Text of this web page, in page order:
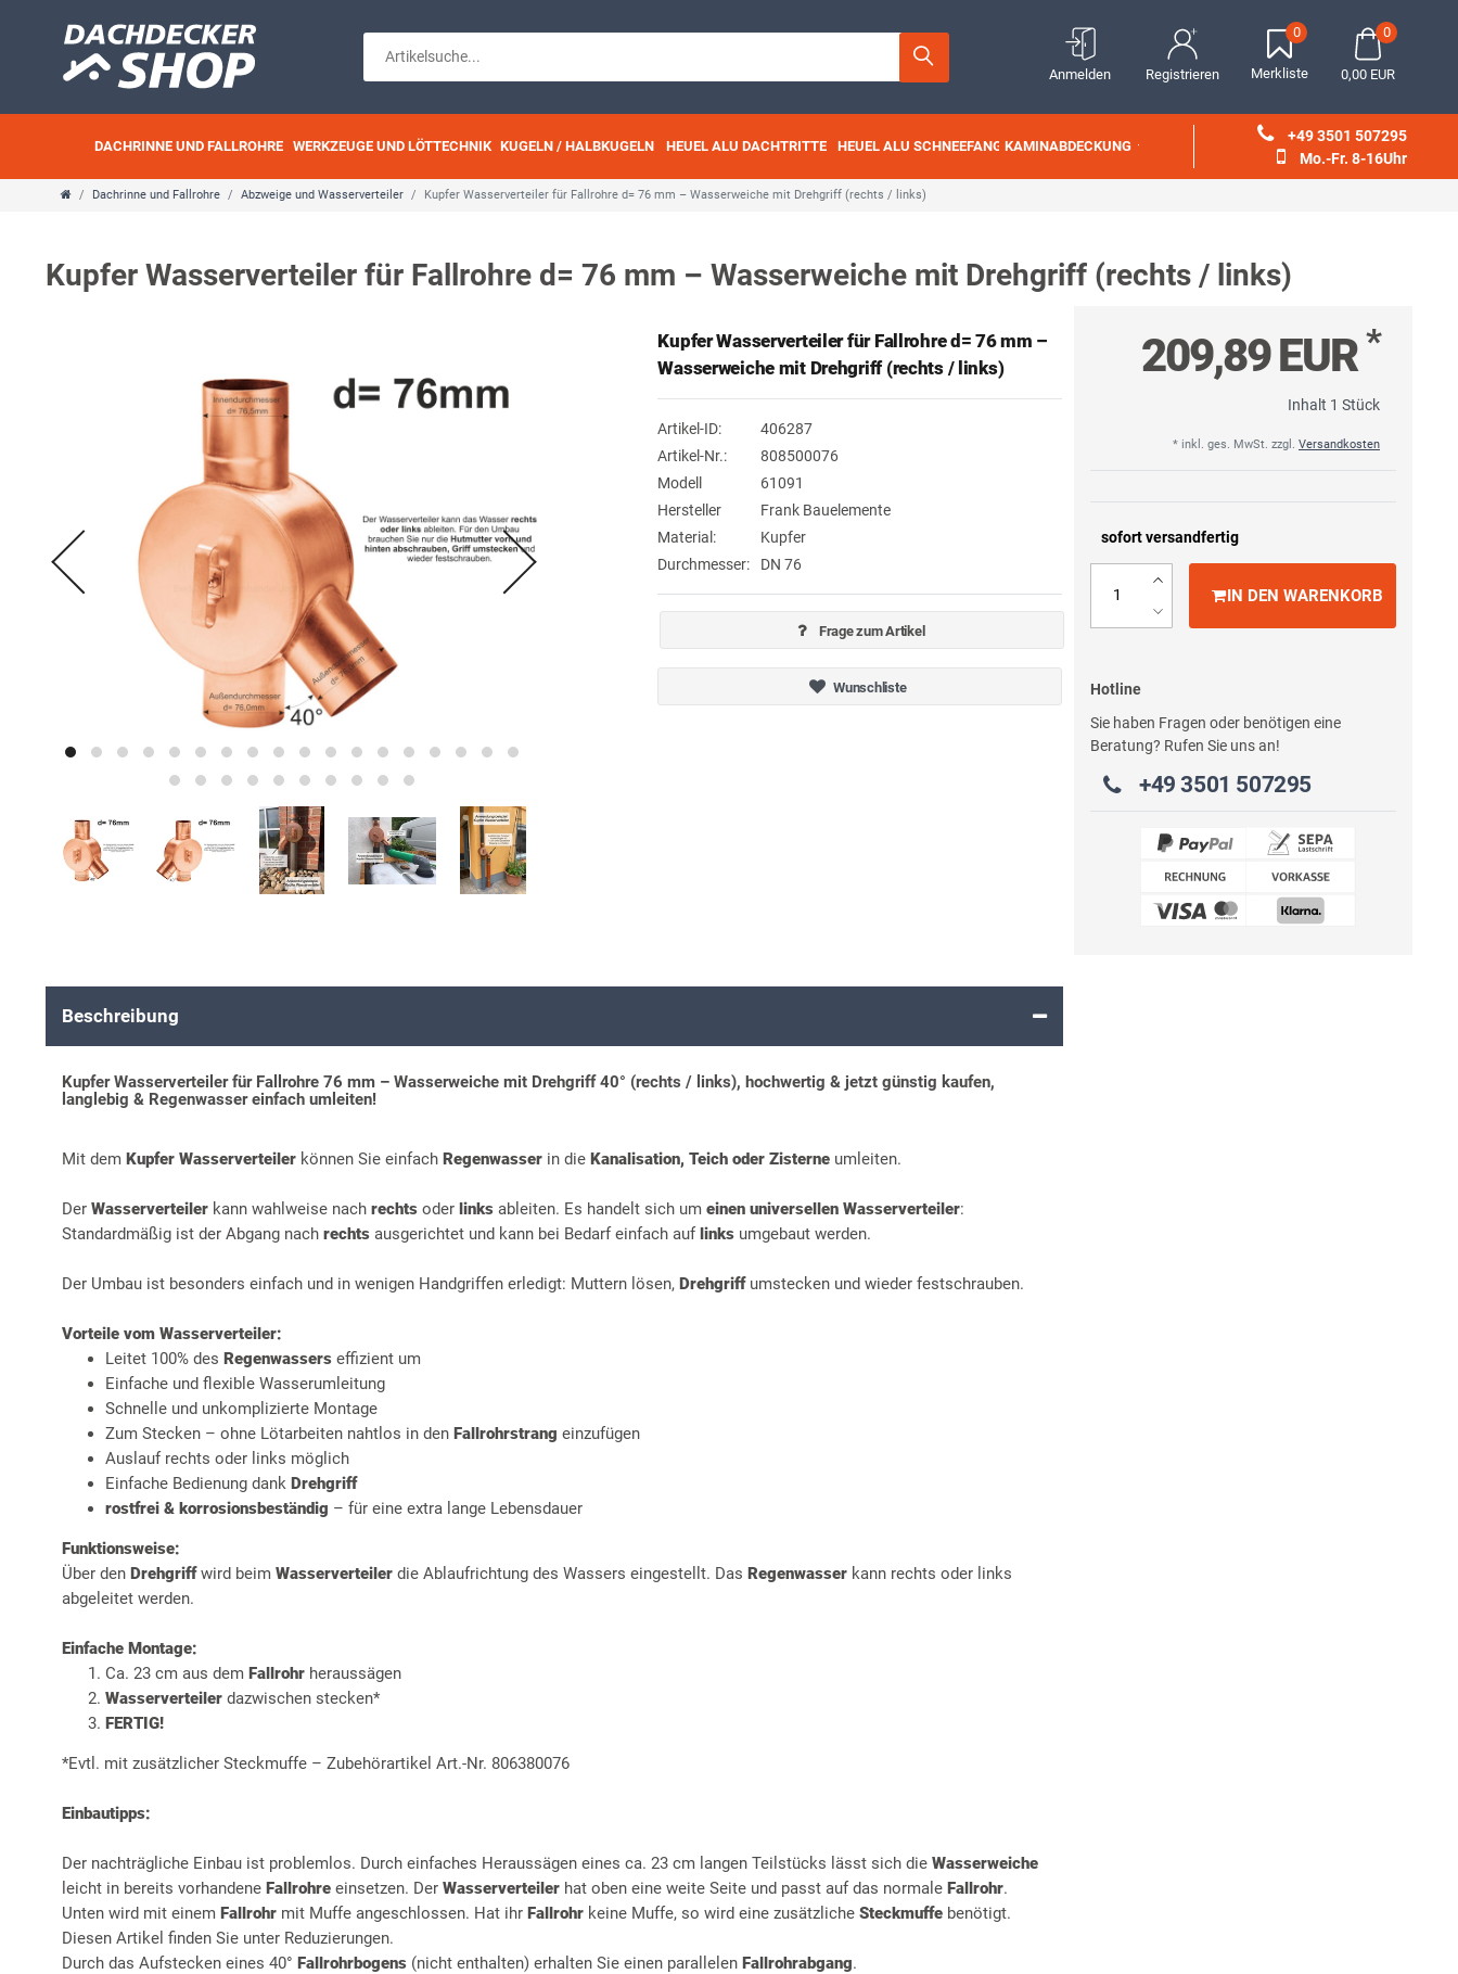
Anmelden Registrieren
0
Merkliste
0
0,00 EUR
DACHRINNE UND FALLROHRE WERKZEUGE UND LÖTTECHNIK KUGELN / HALBKUGELN HEUEL ALU DACHTRITTE HEUEL ALU SCHNEEFANG KAMINABDECKUNG
+49 3501 507295
Mo.-Fr. 8-16Uhr
Dachrinne und Fallrohre Abzweige und Wasserverteiler Kupfer Wasserverteiler für Fallrohre d= 76 mm – Wasserweiche mit Drehgriff (rechts / links)
Kupfer Wasserverteiler für Fallrohre d= 76 mm – Wasserweiche mit Drehgriff (rechts / links)
209,89 EUR*
Inhalt 1 Stück
* inkl. ges. MwSt. zzgl. Versandkosten
sofort versandfertig
IN DEN WARENKORB
Hotline
Sie haben Fragen oder benötigen eine
Beratung? Rufen Sie uns an!
+49 3501 507295
Kupfer Wasserverteiler für Fallrohre d= 76 mm –
Wasserweiche mit Drehgriff (rechts / links)
Artikel-ID:
406287
Artikel-Nr.:
808500076
Modell
61091
Hersteller
Frank Bauelemente
Material:
Kupfer
Durchmesser:
DN 76
Frage zum Artikel
Wunschliste
Beschreibung
Kupfer Wasserverteiler für Fallrohre 76 mm – Wasserweiche mit Drehgriff 40° (rechts / links), hochwertig & jetzt günstig kaufen,
langlebig & Regenwasser einfach umleiten!
Mit dem Kupfer Wasserverteiler können Sie einfach Regenwasser in die Kanalisation, Teich oder Zisterne umleiten.
Der Wasserverteiler kann wahlweise nach rechts oder links ableiten. Es handelt sich um einen universellen Wasserverteiler:
Standardmäßig ist der Abgang nach rechts ausgerichtet und kann bei Bedarf einfach auflinks umgebaut werden.
Der Umbau ist besonders einfach und in wenigen Handgriffen erledigt: Muttern lösen, Drehgriffumstecken und wieder festschrauben.
Vorteile vom Wasserverteiler:
Leitet 100% des Regenwassers effizient um
Einfache und flexible Wasserumleitung
Schnelle und unkomplizierte Montage
Zum Stecken – ohne Lötarbeiten nahtlos in den Fallrohrstrang einzufügen
Auslauf rechts oder links möglich
Einfache Bedienung dank Drehgriff
rostfrei & korrosionsbeständig – für eine extra lange Lebensdauer
Funktionsweise:
Über den Drehgriffwird beim Wasserverteiler die Ablaufrichtung des Wassers eingestellt. Das Regenwasser kann rechts oder links
abgeleitet werden.
Einfache Montage:
Ca. 23 cm aus dem Fallrohr heraussägen
Wasserverteiler dazwischen stecken*
FERTIG!
*Evtl. mit zusätzlicher Steckmuffe – Zubehörartikel Art.-Nr. 806380076
Einbautipps:
Der nachträgliche Einbau ist problemlos. Durch einfaches Heraussägen eines ca. 23 cm langen Teilstücks lässt sich die Wasserweiche
leicht in bereits vorhandene Fallrohre einsetzen. Der Wasserverteiler hat oben eine weite Seite und passt auf das normale Fallrohr.
Unten wird mit einem Fallrohr mit Muffe angeschlossen. Hat ihr Fallrohr keine Muffe, so wird eine zusätzliche Steckmuffe benötigt.
Diesen Artikel finden Sie unter Reduzierungen.
Durch das Aufstecken eines 40° Fallrohrbogens (nicht enthalten) erhalten Sie einen parallelen Fallrohrabgang.